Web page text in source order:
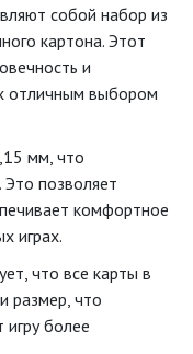
собой набор из
картона. Этот
и
отличным выбором
мм, что
Это позволяет
комфортное
играх.
что все карты в
размер, что
более